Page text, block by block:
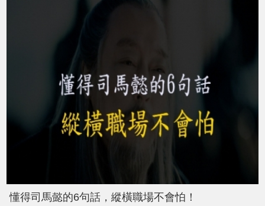
懂得司馬懿的6句話，縱橫職場不會怕！